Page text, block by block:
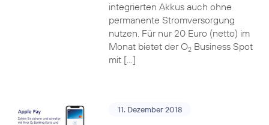
integrierten Akkus auch ohne
permanente Stromversorgung
nutzen. Für nur 20 Euro (netto) im
Monat bietet der O2Business Spot
mit […]
11. Dezember 2018